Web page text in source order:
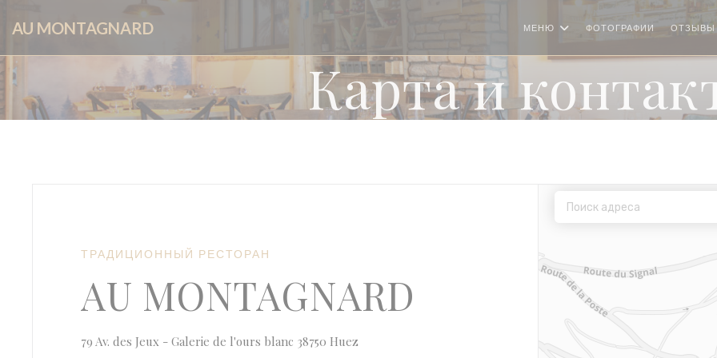
Панель управления cookies
AU MONTAGNARD МЕНЮ ФОТОГРАФИИ ОТЗЫВЫ
Карта и
ТРАДИЦИОННЫЙ РЕСТОРАН
AU MONTAGNARD
79 Av. des Jeux - Galerie de l'ours blanc 38750 Huez